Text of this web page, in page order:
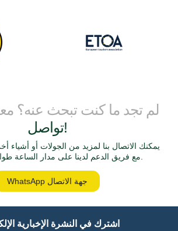
لم تجد ما كنت تبحث عنه؟
تواصل!
يمكنك الاتصال بنا لمزيد من الجولات أو أشياء
WhatsApp جهة الاتصال
اشترك في النشرة الإخبارية